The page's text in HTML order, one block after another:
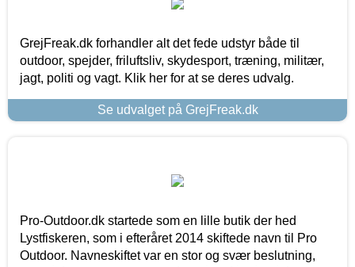
GrejFreak.dk forhandler alt det fede udstyr både til
outdoor, spejder, friluftsliv, skydesport, træning, militær,
jagt, politi og vagt. Klik her for at se deres udvalg.
Se udvalget på GrejFreak.dk
Pro-Outdoor.dk startede som en lille butik der hed
Lystfiskeren, som i efteråret 2014 skiftede navn til Pro
Outdoor. Navneskiftet var en stor og svær beslutning,